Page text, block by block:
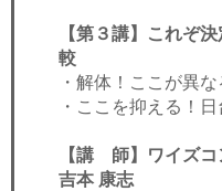
【第３講】これぞ
較
・解体！ここが異
・ここを抑える！
【講 師】ワイズ
吉本 康志